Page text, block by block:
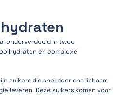
onderverdeeld in twee
en complexe
suikers die snel door ons lichaam
leveren. Deze suikers komen voor